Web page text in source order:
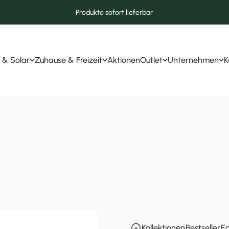
Produkte sofort lieferbar
& Solar Zuhause & Freizeit AktionenOutlet Unternehmen